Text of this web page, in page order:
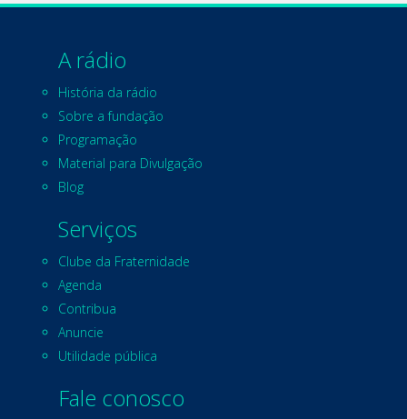
A rádio
História da rádio
Sobre a fundação
Programação
Material para Divulgação
Blog
Serviços
Clube da Fraternidade
Agenda
Contribua
Anuncie
Utilidade pública
Fale conosco